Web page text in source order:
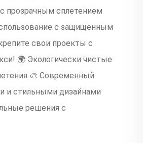
прозрачным сплетением
с защищенным
свои проекты с
🌍 Экологически чистые
🎨 Современный
и стильными дизайнами
решения с